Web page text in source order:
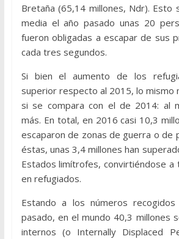
Bretaña (65,14 millones, Ndr). Esto
media el año pasado unas 20
fueron obligadas a escapar de sus
cada tres segundos.
Si bien el aumento de los
superior respecto al 2015, lo mismo
si se compara con el de 2014: al
más. En total, en 2016 casi 10,3
escaparon de zonas de guerra o de
éstas, unas 3,4 millones han
Estados limítrofes, convirtiéndose
en refugiados.
Estando a los números
pasado, en el mundo 40,3 millones
internos (o Internally Displaced